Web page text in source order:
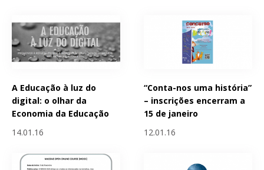
A Educação à luz do
digital: o olhar da
Economia da Educação
14.01.16
“Conta-nos uma história”
– inscrições encerram a
15 de janeiro
12.01.16
Páginas